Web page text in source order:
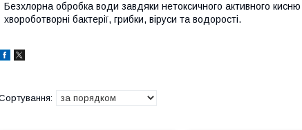
Безхлорна обробка води завдяки нетоксичного активного кисню
хвороботворні бактерії, грибки, віруси та водорості.